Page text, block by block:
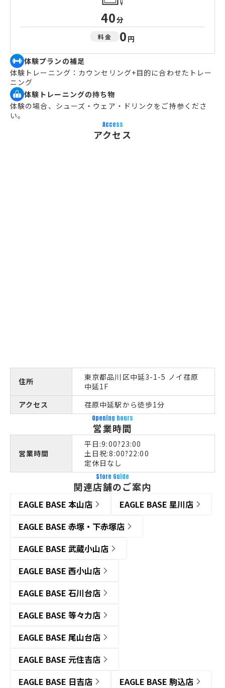
40分
料金 0 円
体験プランの補足
体験トレーニング：カウンセリング+目的に合わせたトレー
ニング
体験トレーニングの持ち物
体験の場合、シューズ・ウェア・ドリンクをご持参くださ
い。
Access
アクセス
住所
東京都品川区中延3-1-5 ノイ荏原
中延1F
アクセス
荏原中延駅から徒歩1分
Opening hours
営業時間
営業時間
平日:9:00?23:00
土日祝:8:00?22:00
定休日なし
Store Guide
関連店舗のご案内
EAGLE BASE 本山店
EAGLE BASE 星川店
EAGLE BASE 赤塚・下赤塚店
EAGLE BASE 武蔵小山店
EAGLE BASE 西小山店
EAGLE BASE 石川台店
EAGLE BASE 等々力店
EAGLE BASE 尾山台店
EAGLE BASE 元住吉店
EAGLE BASE 日吉店
EAGLE BASE 駒込店